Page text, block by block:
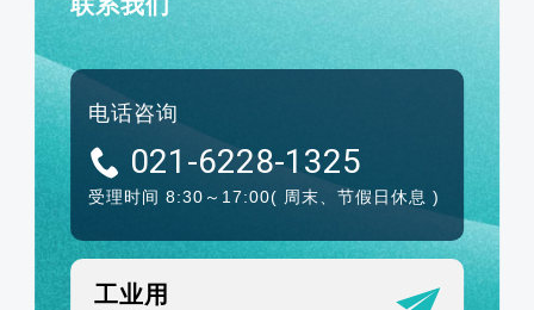
电话咨询
021-6228-1325
受理时间 8:30～17:00( 周末、节假日休息 )
工业用